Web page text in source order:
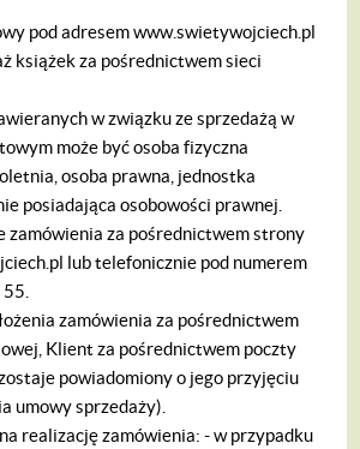
pod adresem www.swietywojciech.pl
książek za pośrednictwem sieci
w związku ze sprzedażą w
może być osoba fizyczna
osoba prawna, jednostka
posiadająca osobowości prawnej.
zamówienia za pośrednictwem strony
lub telefonicznie pod numerem
zamówienia za pośrednictwem
Klient za pośrednictwem poczty
powiadomiony o jego przyjęciu
umowy sprzedaży).
realizację zamówienia: - w przypadku